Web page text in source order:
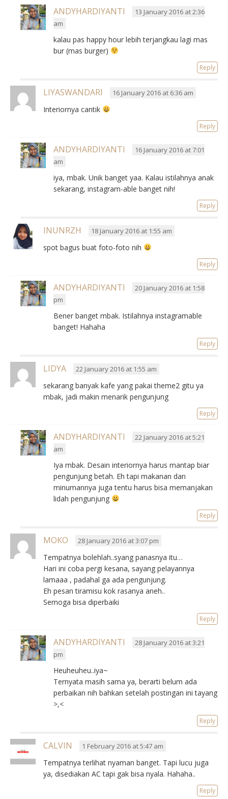
ANDYHARDIYANTI
13 January 2016 at 2:36
am
kalau pas happy hour lebih terjangkau lagi mas
bur (mas burger)
Reply
LIYASWANDARI 16 January 2016 at 6:36 am
Interiornya cantik
Reply
ANDYHARDIYANTI
16 January 2016 at 7:01
am
iya, mbak. Unik banget yaa. Kalau istilahnya anak
sekarang, instagram-able banget nih!
Reply
INUNRZH 18 January 2016 at 1:55 am
spot bagus buat foto-foto nih
Reply
ANDYHARDIYANTI
20 January 2016 at 1:58
pm
Bener banget mbak. Istilahnya instagramable
banget! Hahaha
Reply
LIDYA 22 January 2016 at 1:55 am
sekarang banyak kafe yang pakai theme2 gitu ya
mbak, jadi makin menarik pengunjung
Reply
ANDYHARDIYANTI
22 January 2016 at 5:21
am
Iya mbak. Desain interiornya harus mantap biar
pengunjung betah. Eh tapi makanan dan
minumannya juga tentu harus bisa memanjakan
lidah pengunjung
Reply
MOKO 28 January 2016 at 3:07 pm
Tempatnya bolehlah..syang panasnya itu…
Hari ini coba pergi kesana, sayang pelayannya
lamaaa , padahal ga ada pengunjung.
Eh pesan tiramisu kok rasanya aneh..
Semoga bisa diperbaiki
Reply
ANDYHARDIYANTI
28 January 2016 at 3:21
pm
Heuheuheu..iya~
Ternyata masih sama ya, berarti belum ada
perbaikan nih bahkan setelah postingan ini tayang
>,<
Reply
CALVIN 1 February 2016 at 5:47 am
Tempatnya terlihat nyaman banget. Tapi lucu juga
ya, disediakan AC tapi gak bisa nyala. Hahaha..
Reply